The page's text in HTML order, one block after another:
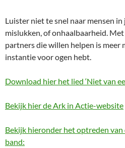
Luister niet te snel naar mensen
mislukken, of onhaalbaarheid.
partners die willen helpen is meer
instantie voor ogen hebt.
Download hier het lied ‘Niet van
Bekijk hier de Ark in Actie-website
Bekijk hieronder het optreden
band: